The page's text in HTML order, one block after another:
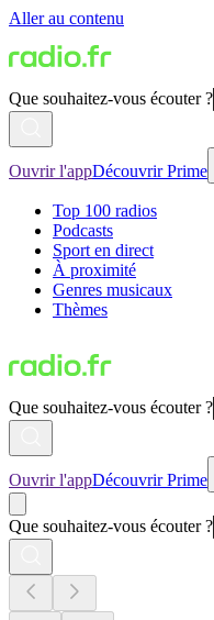
Aller au contenu
Que souhaitez-vous écouter ?
Ouvrir l'appDécouvrir Prime
Top 100 radios
Podcasts
Sport en direct
À proximité
Genres musicaux
Thèmes
Que souhaitez-vous écouter ?
Ouvrir l'appDécouvrir Prime
Que souhaitez-vous écouter ?